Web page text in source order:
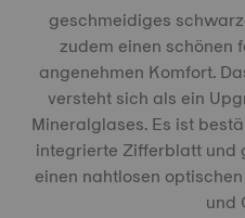
geschmeidiges
zudem einen schönen
angenehmen Komfort.
versteht sich als ein
Mineralglases. Es ist
integrierte Zifferblatt und
einen nahtlosen
und